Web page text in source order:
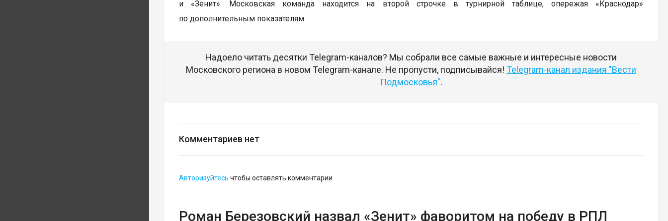
и «Зенит». Московская команда находится на второй строчке в турнирной таблице, опережая «Краснодар»
по дополнительным показателям.
Надоело читать десятки Telegram-каналов? Мы собрали все самые важные и интересные новости
Московского региона в новом Telegram-канале. Не пропусти, подписывайся! Telegram-канал издания "Вести
Подмосковья".
Комментариев нет
Авторизуйтесь чтобы оставлять комментарии
Роман Березовский назвал «Зенит» фаворитом на победу в РПЛ